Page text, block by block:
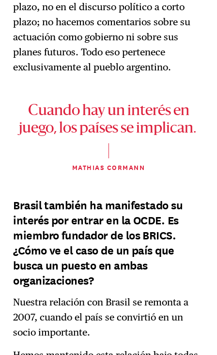
plazo, no en el discurso político a corto
plazo; no hacemos comentarios sobre su
actuación como gobierno ni sobre sus
planes futuros. Todo eso pertenece
exclusivamente al pueblo argentino.
Cuando hay un interés en
juego, los países se implican.
MATHIAS CORMANN
Brasil también ha manifestado su
interés por entrar en la OCDE. Es
miembro fundador de los BRICS.
¿Cómo ve el caso de un país que
busca un puesto en ambas
organizaciones?
Nuestra relación con Brasil se remonta a
2007, cuando el país se convirtió en un
socio importante.